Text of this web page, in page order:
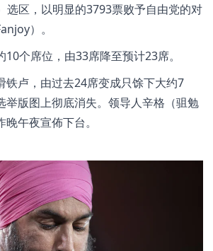
选区，以明显的3793票败予自由党的对
）。
个席位，由33席降至预计23席。
铁卢，由过去24席变成只馀下大约7
举版图上彻底消失。领导人辛格（驵勉
午夜宣佈下台。